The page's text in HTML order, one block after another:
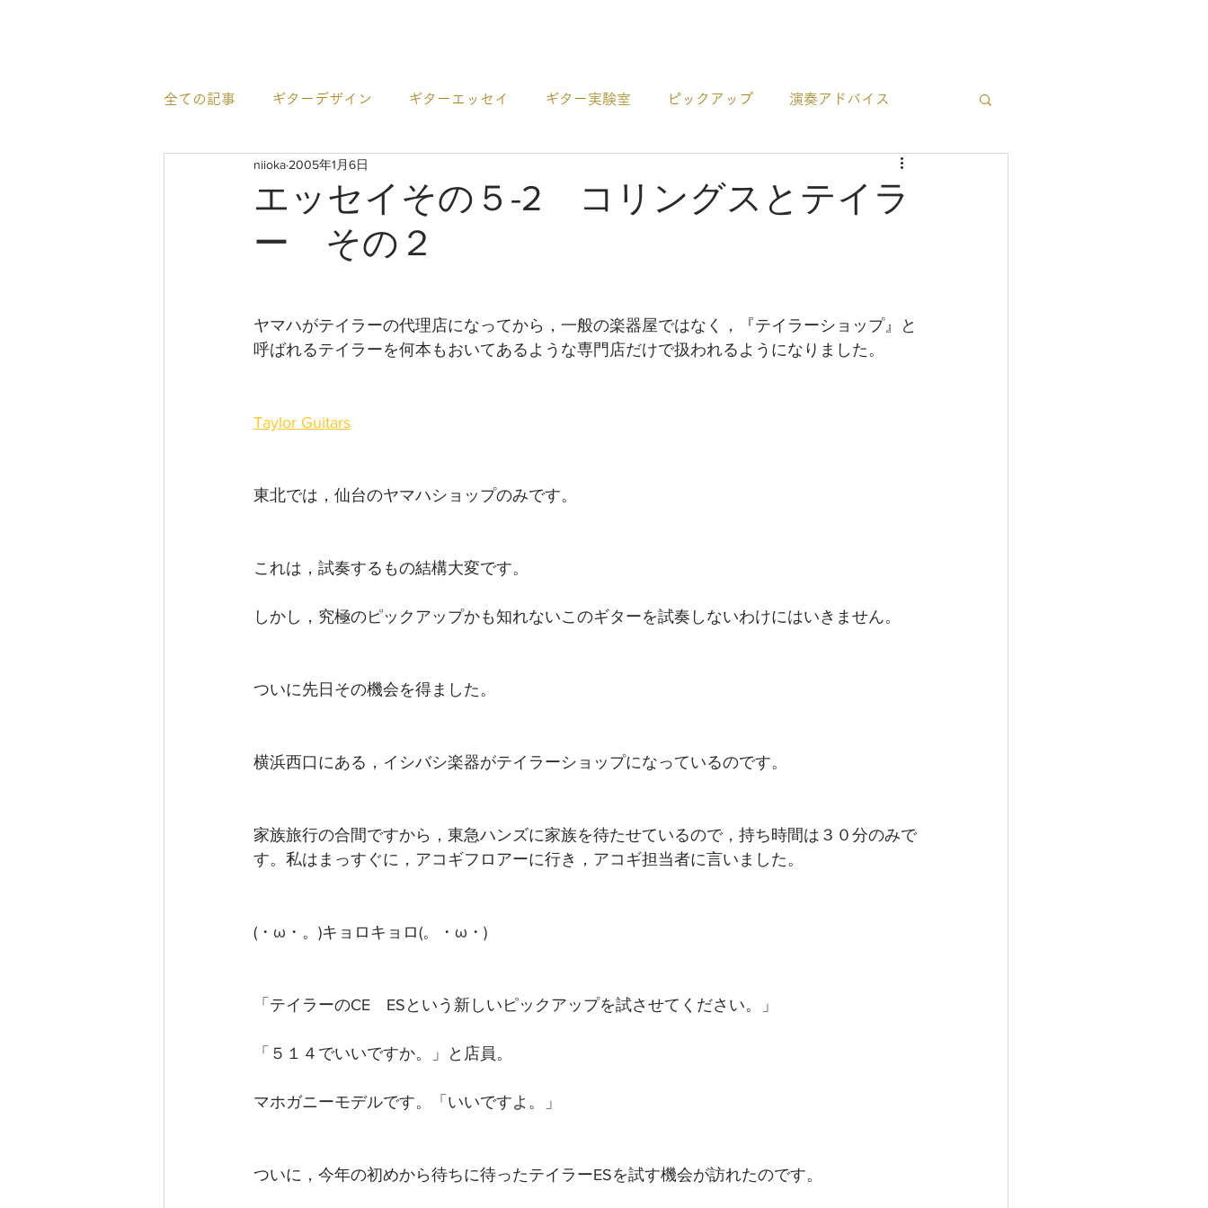
全ての記事 ギターデザイン ギターエッセイ ギター実験室 ピックアップ 演奏アドバイス
イベント情報 すごいギター
エッセイその５-2 コリングスとテイラ
ー その２
niioka 2005年1月6日
ヤマハがテイラーの代理店になってから，一般の楽器屋ではなく，『テイラーショップ』と
呼ばれるテイラーを何本もおいてあるような専門店だけで扱われるようになりました。
Taylor Guitars
東北では，仙台のヤマハショップのみです。
これは，試奏するもの結構大変です。
しかし，究極のピックアップかも知れないこのギターを試奏しないわけにはいきません。
ついに先日その機会を得ました。
横浜西口にある，イシバシ楽器がテイラーショップになっているのです。
家族旅行の合間ですから，東急ハンズに家族を待たせているので，持ち時間は３０分のみで
す。私はまっすぐに，アコギフロアーに行き，アコギ担当者に言いました。
(・ω・。)キョロキョロ(。・ω・)
「テイラーのCE　ESという新しいピックアップを試させてください。」
「５１４でいいですか。」と店員。
マホガニーモデルです。「いいですよ。」
ついに，今年の初めから待ちに待ったテイラーESを試す機会が訪れたのです。